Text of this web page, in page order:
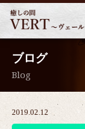
ブログ
Blog
2019.02.12